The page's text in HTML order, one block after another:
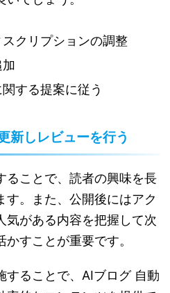
クリプションの調整
する提案に従う
新しレビューを行う
ることで、読者の興味を長
す。また、公開後にはアク
気がある内容を把握して次
すことが重要です。
ることで、 AIブログ 自動